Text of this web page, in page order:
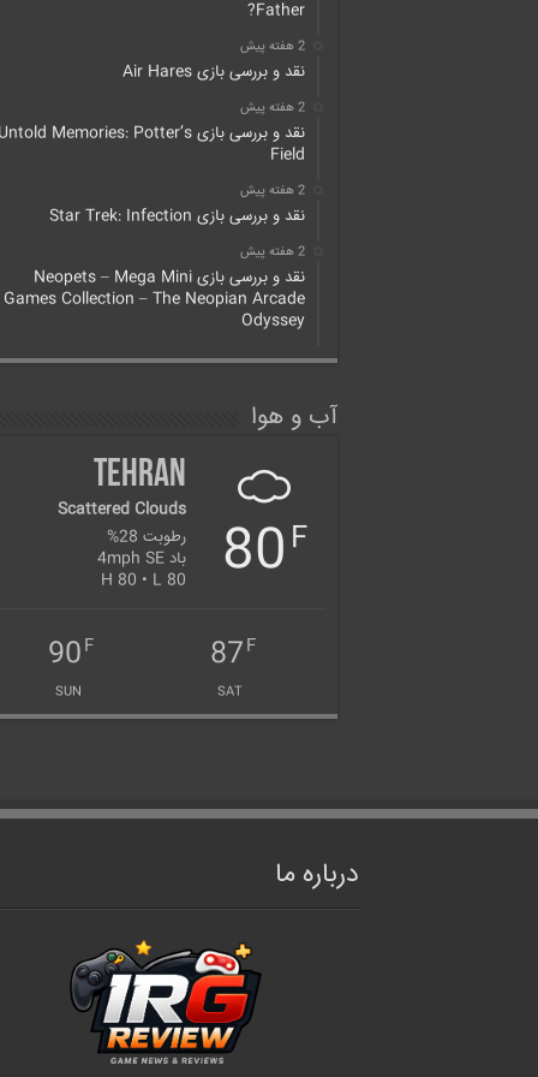
Father?
2 هفته پیش
نقد و بررسی بازی Air Hares
2 هفته پیش
نقد و بررسی بازی Untold Memories: Potter’s
Field
2 هفته پیش
نقد و بررسی بازی Star Trek: Infection
2 هفته پیش
نقد و بررسی بازی Neopets – Mega Mini
Games Collection – The Neopian Arcade
Odyssey
آب و هوا
80 F
Tehran
Scattered Clouds
رطوبت 28%
باد 4mph SE
H 80 • L 80
87F
SAT
90F
SUN
درباره ما